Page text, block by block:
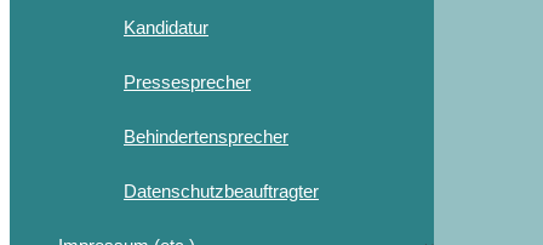
Kandidatur
Pressesprecher
Behindertensprecher
Datenschutzbeauftragter